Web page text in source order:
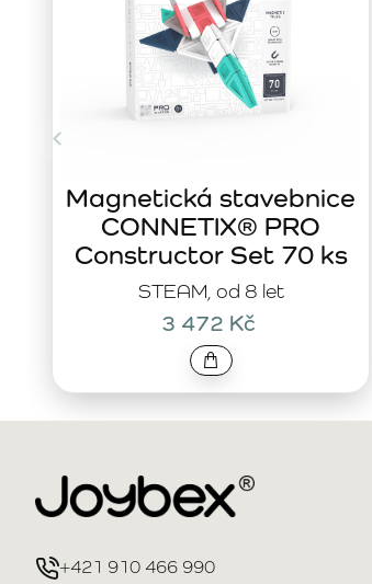
STEAM, od 8 let
Magnetická stavebnice
CONNETIX® PRO
Constructor Set 70 ks
3 472 Kč
+421 910 466 990